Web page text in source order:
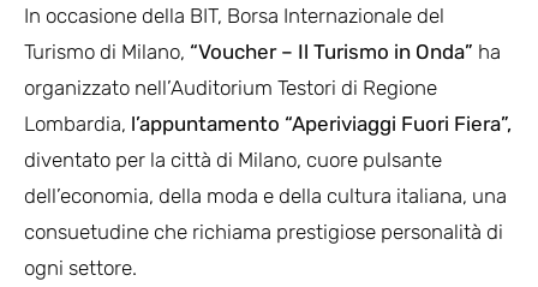
In occasione della BIT, Borsa Internazionale del
Turismo di Milano, “Voucher – Il Turismo in Onda” ha
organizzato nell’Auditorium Testori di Regione
Lombardia, l’appuntamento “Aperiviaggi Fuori Fiera”,
diventato per la città di Milano, cuore pulsante
dell’economia, della moda e della cultura italiana, una
consuetudine che richiama prestigiose personalità di
ogni settore.